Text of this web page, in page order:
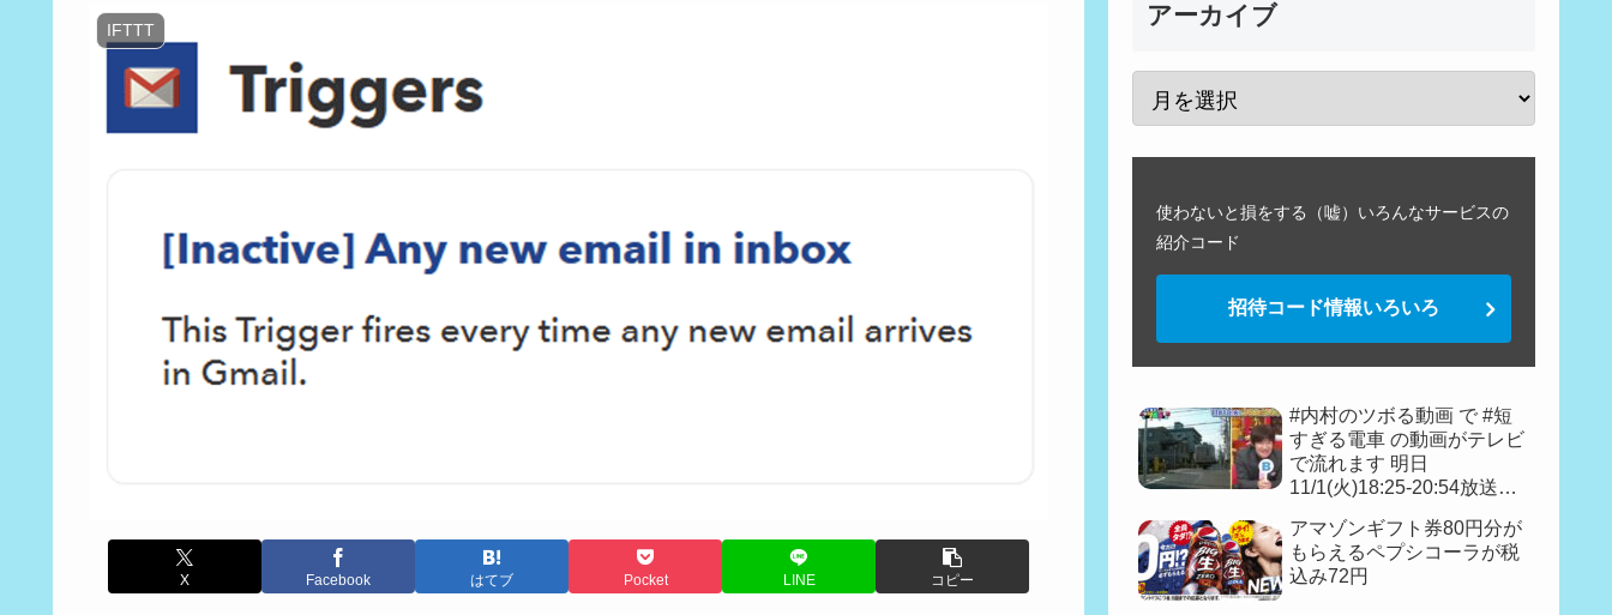
IFTTT
X Facebook はてブ Pocket LINE コピー
アーカイブ
使わないと損をする（嘘）いろんなサービスの
紹介コード
招待コード情報いろいろ
#内村のツボる動画 で #短
すぎる電車 の動画がテレビ
で流れます 明日
11/1(火)18:25-20:54放送予
決定戦👑』
アマゾンギフト券80円分が
もらえるペプシコーラが税
込み72円